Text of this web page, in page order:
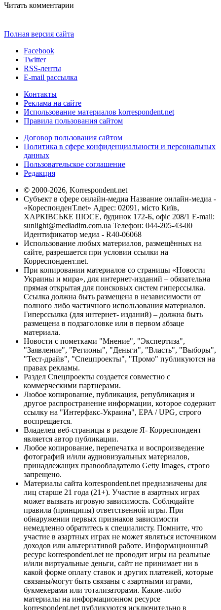
Читать комментарии
Полная версия сайта
Facebook
Twitter
RSS-ленты
E-mail рассылка
Контакты
Реклама на сайте
Использование материалов korrespondent.net
Правила пользования сайтом
Договор пользования сайтом
Политика в сфере конфиденциальности и персональных
данных
Пользовательское соглашение
Редакция
© 2000-2026, Korrespondent.net
Субъект в сфере онлайн-медиа Название онлайн-медиа -
«КореспонденТ.net» Адрес: 02091, місто Київ,
ХАРКІВСЬКЕ ШОСЕ, будинок 172-Б, офіс 208/1 E-mail:
sunlight@mediadim.com.ua Телефон: 044-205-43-00
Идентификатор медиа - R40-06068
Использование любых материалов, размещённых на
сайте, разрешается при условии ссылки на
Корреспондент.net.
При копировании материалов со страницы «Новости
Украины и мира», для интернет-изданий – обязательна
прямая открытая для поисковых систем гиперссылка.
Ссылка должна быть размещена в независимости от
полного либо частичного использования материалов.
Гиперссылка (для интернет- изданий) – должна быть
размещена в подзаголовке или в первом абзаце
материала.
Новости с пометками "Мнение", "Экспертиза",
"Заявление", "Регионы", "Деньги", "Власть", "Выборы",
"Тест-драйв", "Спецпроекты", "Промо" публикуются на
правах рекламы.
Раздел Спецпроекты создается совместно с
коммерческими партнерами.
Любое копирование, публикация, републикация и
другое распространение информации, которое содержит
ссылку на "Интерфакс-Украина", EPA / UPG, строго
воспрещается.
Владелец веб-страницы в разделе Я- Корреспондент
является автор публикации.
Любое копирование, перепечатка и воспроизведение
фотографий и/или аудиовизуальных материалов,
принадлежащих правообладателю Getty Images, строго
запрещено.
Материалы сайта korrespondent.net предназначены для
лиц старше 21 года (21+). Участие в азартных играх
может вызвать игровую зависимость. Соблюдайте
правила (принципы) ответственной игры. При
обнаружении первых признаков зависимости
немедленно обратитесь к специалисту. Помните, что
участие в азартных играх не может являться источником
доходов или альтернативой работе. Информационный
ресурс korrespondent.net не проводит игры на реальные
и/или виртуальные деньги, сайт не принимает ни в
какой форме оплату ставок и других платежей, которые
связаны/могут быть связаны с азартными играми,
букмекерами или тотализаторами. Какие-либо
материалы на информационном ресурсе
korrespondent.net публикуются исключительно в